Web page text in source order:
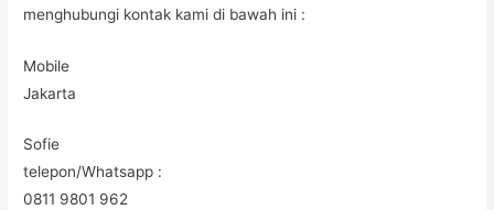
menghubungi kontak kami di bawah ini :
Mobile
Jakarta
Sofie
telepon/Whatsapp :
0811 9801 962